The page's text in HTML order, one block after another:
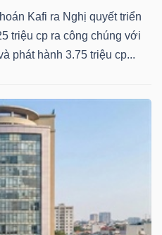
Kafi ra Nghị quyết triển
triệu cp ra công chúng với
phát hành 3.75 triệu cp...